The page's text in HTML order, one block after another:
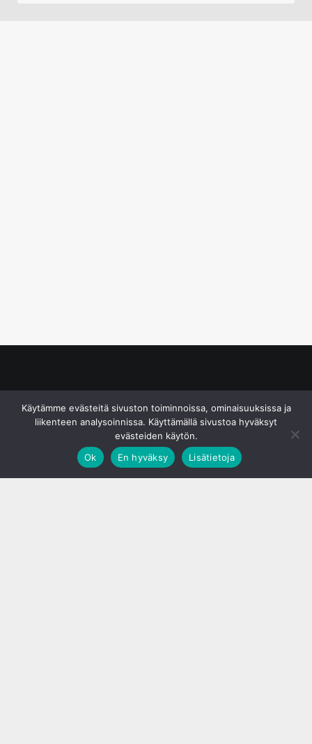
Käytämme evästeitä sivuston toiminnoissa, ominaisuuksissa ja
liikenteen analysoinnissa. Käyttämällä sivustoa hyväksyt
evästeiden käytön.
Ok
En hyväksy Lisätietoja